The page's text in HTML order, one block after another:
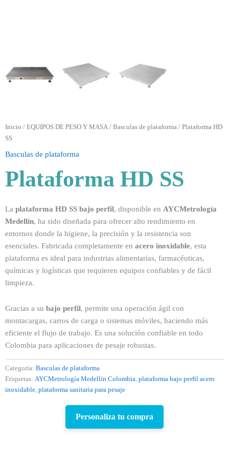
Inicio / EQUIPOS DE PESO Y MASA / Basculas de plataforma / Plataforma HD
SS
Basculas de plataforma
Plataforma HD SS
La plataforma HD SS bajo perfil, disponible en AYCMetrología
Medellín, ha sido diseñada para ofrecer alto rendimiento en
entornos donde la higiene, la precisión y la resistencia son
esenciales. Fabricada completamente en acero inoxidable, esta
plataforma es ideal para industrias alimentarias, farmacéuticas,
químicas y logísticas que requieren equipos confiables y de fácil
limpieza.
Gracias a su bajo perfil, permite una operación ágil con
montacargas, carros de carga o sistemas móviles, haciendo más
eficiente el flujo de trabajo. Es una solución confiable en todo
Colombia para aplicaciones de pesaje robustas.
Categoría: Basculas de plataforma
Etiquetas: AYCMetrología Medellín Colombia, plataforma bajo perfil acero
inoxidable, plataforma sanitaria para pesaje
Personaliza tu compra